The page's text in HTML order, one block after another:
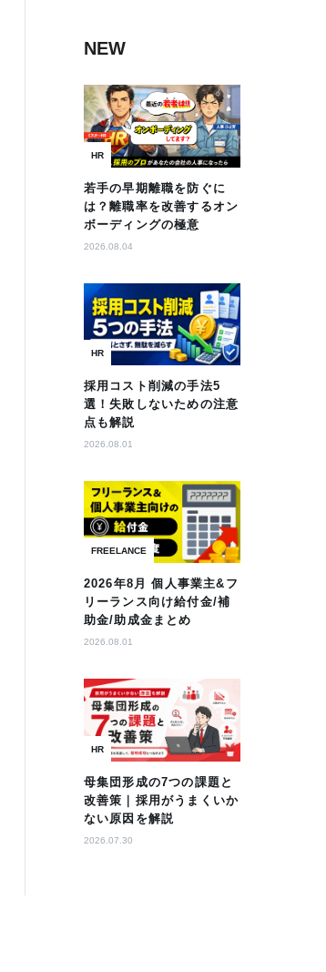
NEW
HR
若手の早期離職を防ぐに
は？離職率を改善するオン
ボーディングの極意
2026.08.04
HR
採用コスト削減の手法5
選！失敗しないための注意
点も解説
2026.08.01
FREELANCE
2026年8月 個人事業主&フ
リーランス向け給付金/補
助金/助成金まとめ
2026.08.01
HR
母集団形成の7つの課題と
改善策｜採用がうまくいか
ない原因を解説
2026.07.30